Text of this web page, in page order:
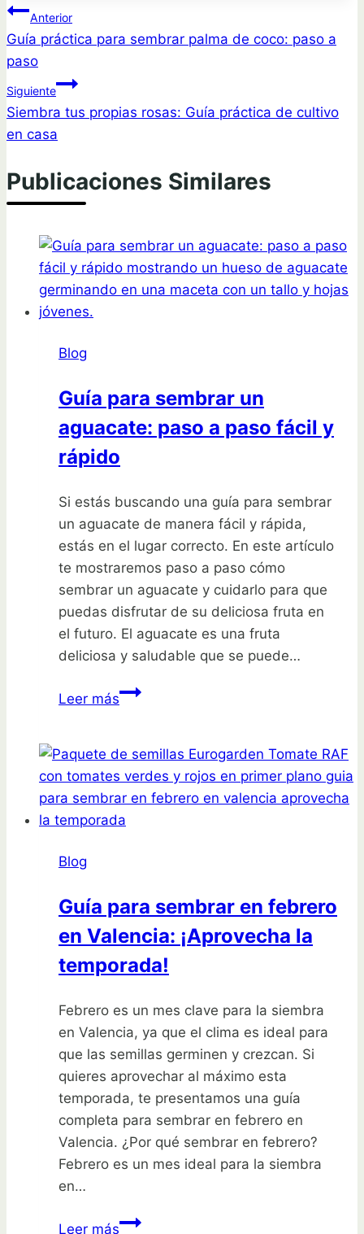
Navegación
de
entradas
Anterior
Guía práctica para sembrar palma de coco: paso a
paso
Siguiente
Siembra tus propias rosas: Guía práctica de cultivo
en casa
Publicaciones Similares
Blog
Guía para sembrar un
aguacate: paso a paso fácil y
rápido
Si estás buscando una guía para sembrar
un aguacate de manera fácil y rápida,
estás en el lugar correcto. En este artículo
te mostraremos paso a paso cómo
sembrar un aguacate y cuidarlo para que
puedas disfrutar de su deliciosa fruta en
el futuro. El aguacate es una fruta
deliciosa y saludable que se puede…
Leer másGuía
un
aguacate:
paso
a
rápido
Blog
Guía para sembrar en febrero
en Valencia: ¡Aprovecha la
temporada!
Febrero es un mes clave para la siembra
en Valencia, ya que el clima es ideal para
que las semillas germinen y crezcan. Si
quieres aprovechar al máximo esta
temporada, te presentamos una guía
completa para sembrar en febrero en
Valencia. ¿Por qué sembrar en febrero?
Febrero es un mes ideal para la siembra
en…
Leer másGuía